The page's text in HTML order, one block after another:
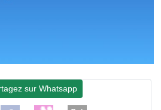
sur Whatsapp